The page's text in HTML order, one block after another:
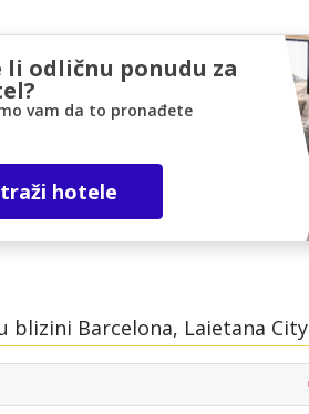
odličnu ponudu za
vam da to pronađete
hotele
blizini Barcelona, Laietana City